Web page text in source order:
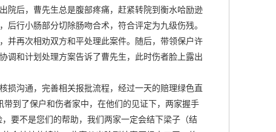
后，曹先生总是腹部疼痛，赶紧转院到衡水哈励逊
行小肠部分切除肠吻合术，符合评定为九级伤残。
并再次相劝双方和平处理此案件。随后，带领保户许
调和计划处理方案告诉了曹先生，此时伤者脸上露出
沟通，完善相关报批流程，经过一天的赔理绿色直
到了保户和伤者家中，在他们的见证下，两家握手
要不是您们的帮助，我们两家一定会结下梁子（结